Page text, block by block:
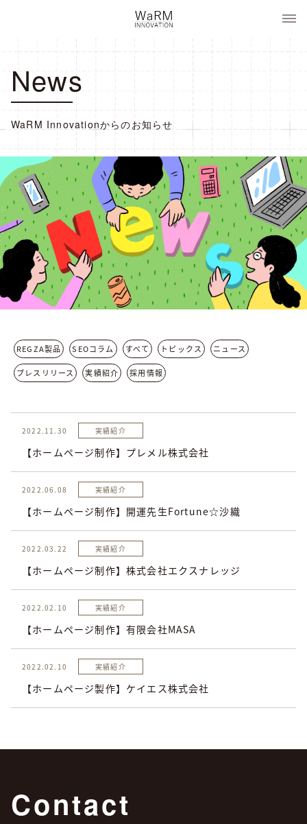
プ
News
WaRM Innovationからのお知らせ
REGZA製品 SEOコラム すべて トピックス ニュース
プレスリリース 実績紹介 採用情報
2022.11.30 実績紹介
【ホームページ制作】プレメル株式会社
2022.06.08 実績紹介
【ホームページ制作】開運先生Fortune☆沙織
2022.03.22 実績紹介
【ホームページ制作】株式会社エクスナレッジ
2022.02.10 実績紹介
【ホームページ制作】有限会社MASA
2022.02.10 実績紹介
【ホームページ製作】ケイエス株式会社
Contact